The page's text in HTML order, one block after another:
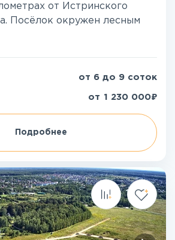
от Истринского
Посёлок окружен лесным
от 6 до 9 соток
от 1 230 000₽
Подробнее